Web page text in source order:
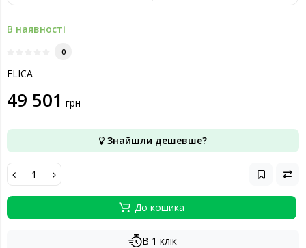
В наявності
0
ELICA
49 501 грн
Знайшли дешевше?
До кошика
В 1 клік